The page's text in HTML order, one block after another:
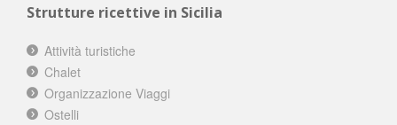
Strutture ricettive in Sicilia
Attività turistiche
Chalet
Organizzazione Viaggi
Ostelli